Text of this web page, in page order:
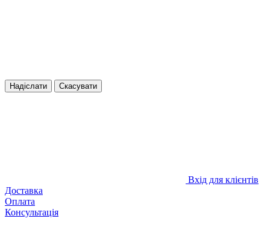
Надіслати Скасувати
Вхід для клієнтів
Доставка
Оплата
Консультація